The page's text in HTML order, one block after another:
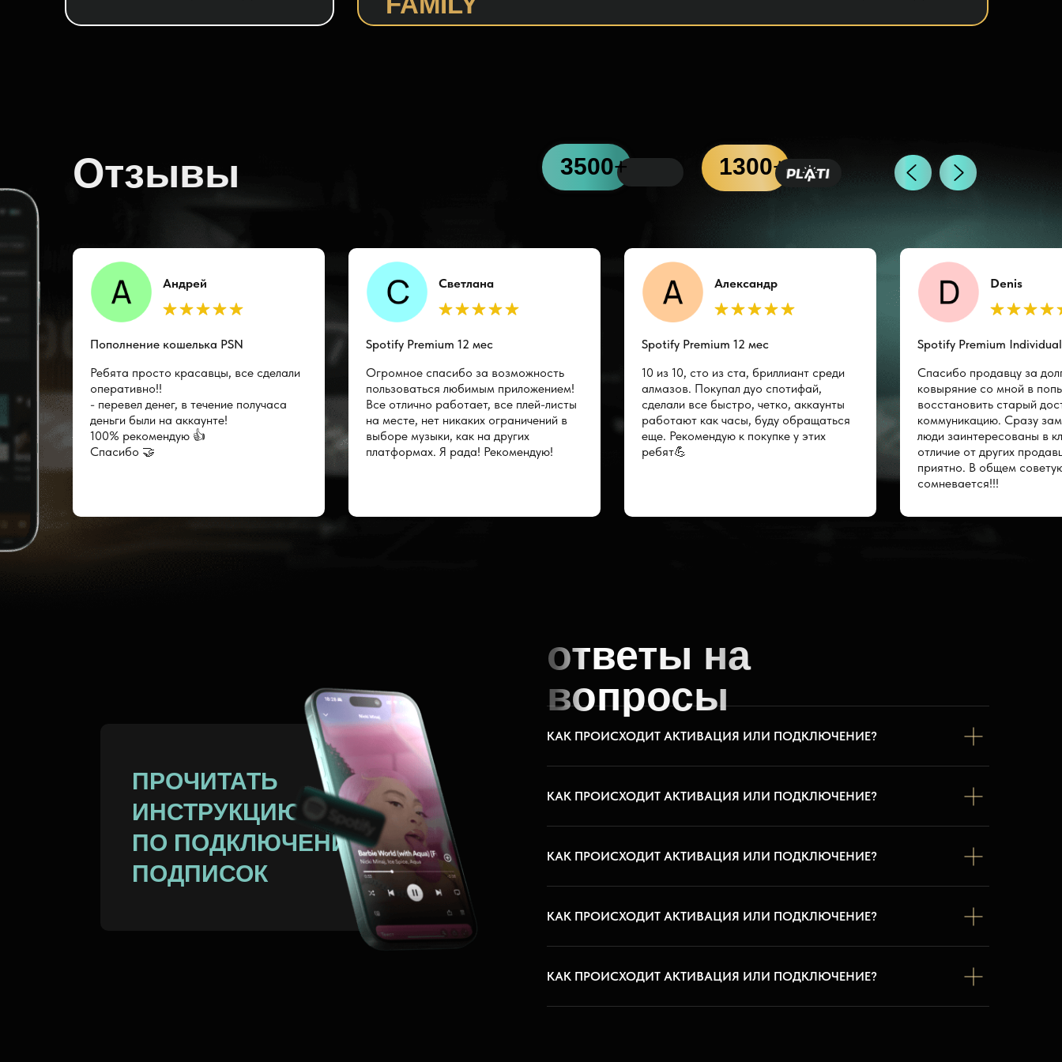
Отзывы 1300+
3
3500+
Ребята просто красавцы, все сделали
оперативно!!
- перевел денег, в течение получаса
деньги были на аккаунте!
100% рекомендую 👍
Спасибо 🤝
Пополнение кошелька PSN
Андрей
Огромное спасибо за возможность
пользоваться любимым приложением!
Все отлично работает, все плей-листы
на месте, нет никаких ограничений в
выборе музыки, как на других
платформах. Я рада! Рекомендую!
Spotify Premium 12 мес
Светлана
10 из 10, сто из ста, бриллиант среди
алмазов. Покупал дуо спотифай,
сделали все быстро, четко, аккаунты
работают как часы, буду обращаться
еще. Рекомендую к покупке у этих
ребят💪
Spotify Premium 12 мес
Александр
Спасибо продавцу за
ковыряние со мной в
восстановить старый
коммуникацию. Сразу
люди заинтересованы в
отличие от других
приятно. В общем
сомневается!!!
Spotify Premium
Denis
ответы на
вопросы
ПРОЧИТАТЬ
ИНСТРУКЦИЮ
ПО ПОДКЛЮЧЕНИЮ
ПОДПИСОК
КАК ПРОИСХОДИТ АКТИВАЦИЯ ИЛИ ПОДКЛЮЧЕНИЕ?
КАК ПРОИСХОДИТ АКТИВАЦИЯ ИЛИ ПОДКЛЮЧЕНИЕ?
КАК ПРОИСХОДИТ АКТИВАЦИЯ ИЛИ ПОДКЛЮЧЕНИЕ?
КАК ПРОИСХОДИТ АКТИВАЦИЯ ИЛИ ПОДКЛЮЧЕНИЕ?
КАК ПРОИСХОДИТ АКТИВАЦИЯ ИЛИ ПОДКЛЮЧЕНИЕ?